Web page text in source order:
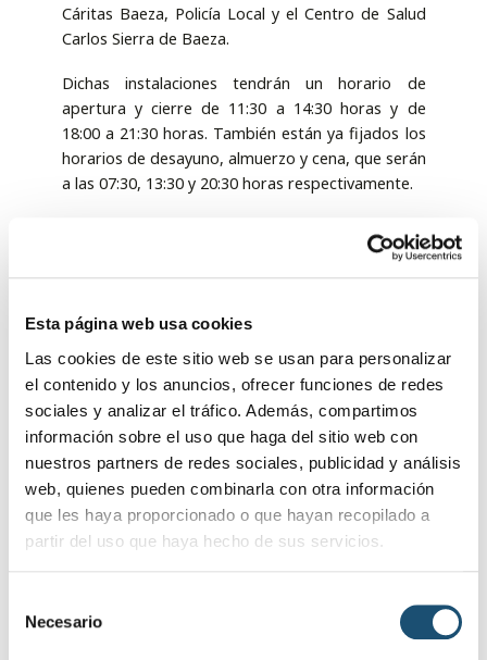
Esta página web usa cookies
Las cookies de este sitio web se usan para personalizar
el contenido y los anuncios, ofrecer funciones de redes
sociales y analizar el tráfico. Además, compartimos
información sobre el uso que haga del sitio web con
nuestros partners de redes sociales, publicidad y análisis
web, quienes pueden combinarla con otra información
que les haya proporcionado o que hayan recopilado a
partir del uso que haya hecho de sus servicios.
Necesario
Cáritas Baeza, Policía Local y el Centro de Salud
Carlos Sierra de Baeza.
Dichas instalaciones tendrán un horario de
apertura y cierre de 11:30 a 14:30 horas y de
18:00 a 21:30 horas. También están ya fijados los
horarios de desayuno, almuerzo y cena, que serán
a las 07:30, 13:30 y 20:30 horas respectivamente.
Interparroquial todos los viernes, de 11:00 a 13:00
horas, en las instalaciones del colectivo de
desplazamientos a corta, media y larga distancia
por parte de la Policía Local de Baeza. De igual
forma, de manera diaria se emitirá un informe
por parte de los agentes, en el que se dará
cuenta del número de plazas ocupadas, con el
correspondiente desglose de los usuarios.
En el caso del Centro de Salud Carlos Sierra, ellos
que puedan necesitar de este servicio.